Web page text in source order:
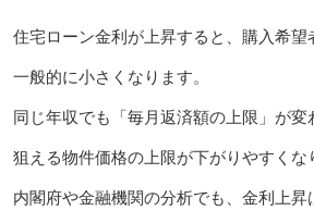
住宅ローン金利が上昇すると、購入希望
一般的に小さくなります。
同じ年収でも「毎月返済額の上限」が変
狙える物件価格の上限が下がりやすくな
内閣府や金融機関の分析でも、金利上昇